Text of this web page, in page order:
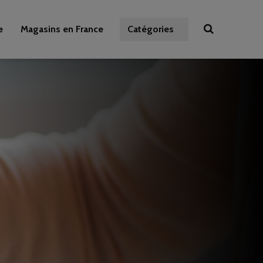
Magasins en France Catégories